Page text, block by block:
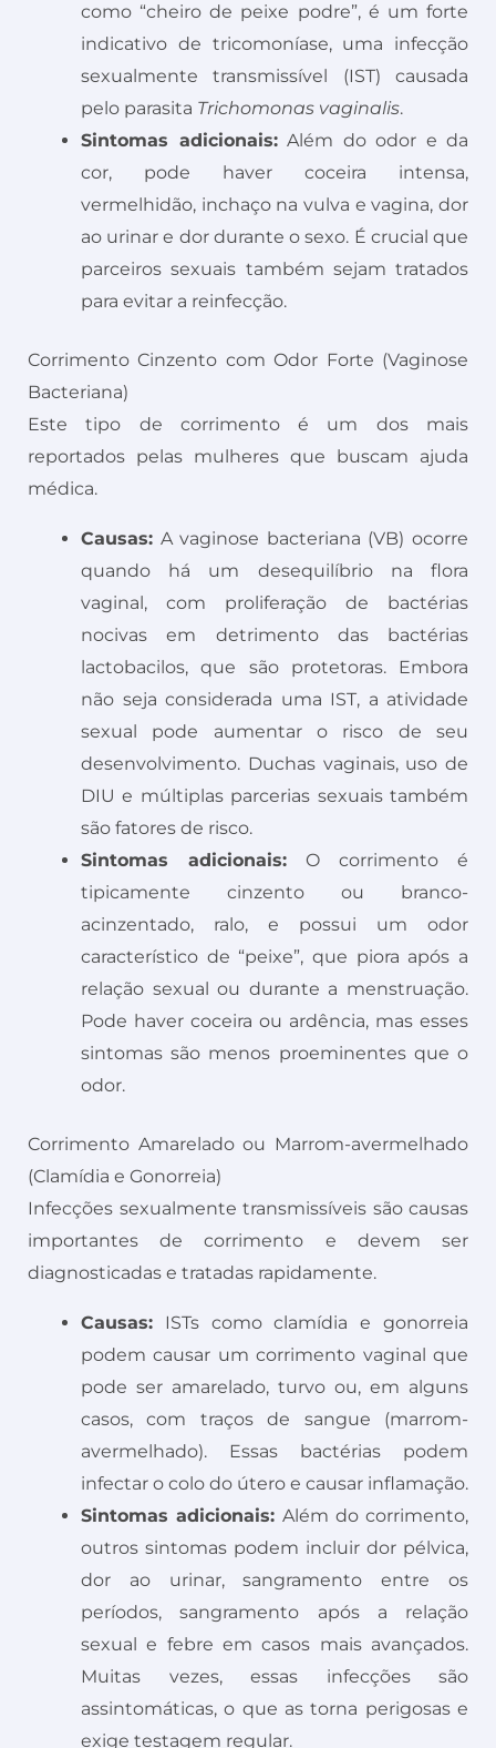
como “cheiro de peixe podre”, é um forte
indicativo de tricomoníase, uma infecção
sexualmente transmissível (IST) causada
pelo parasita Trichomonas vaginalis.
Sintomas adicionais:Além do odor e da
cor, pode haver coceira intensa,
vermelhidão, inchaço na vulva e vagina, dor
ao urinar e dor durante o sexo. É crucial que
parceiros sexuais também sejam tratados
para evitar a reinfecção.
Corrimento Cinzento com Odor Forte (Vaginose
Bacteriana)
Este tipo de corrimento é um dos mais
reportados pelas mulheres que buscam ajuda
médica.
Causas: A vaginose bacteriana (VB) ocorre
quando há um desequilíbrio na flora
vaginal, com proliferação de bactérias
nocivas em detrimento das bactérias
lactobacilos, que são protetoras. Embora
não seja considerada uma IST, a atividade
sexual pode aumentar o risco de seu
desenvolvimento. Duchas vaginais, uso de
DIU e múltiplas parcerias sexuais também
são fatores de risco.
Sintomas adicionais: O corrimento é
tipicamente cinzento ou branco-
acinzentado, ralo, e possui um odor
característico de “peixe”, que piora após a
relação sexual ou durante a menstruação.
Pode haver coceira ou ardência, mas esses
sintomas são menos proeminentes que o
odor.
Corrimento Amarelado ou Marrom-avermelhado
(Clamídia e Gonorreia)
Infecções sexualmente transmissíveis são causas
importantes de corrimento e devem ser
diagnosticadas e tratadas rapidamente.
Causas: ISTs como clamídia e gonorreia
podem causar um corrimento vaginal que
pode ser amarelado, turvo ou, em alguns
casos, com traços de sangue (marrom-
avermelhado). Essas bactérias podem
infectar o colo do útero e causar inflamação.
Sintomas adicionais: Além do corrimento,
outros sintomas podem incluir dor pélvica,
dor ao urinar, sangramento entre os
períodos, sangramento após a relação
sexual e febre em casos mais avançados.
Muitas vezes, essas infecções são
assintomáticas, o que as torna perigosas e
exige testagem regular.